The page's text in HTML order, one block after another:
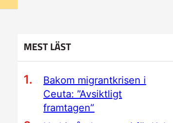
MEST LÄST
Bakom migrantkrisen i
Ceuta: ”Avsiktligt
framtagen”